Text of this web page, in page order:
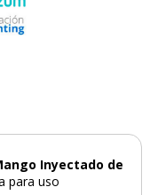
Inyectado de
para uso